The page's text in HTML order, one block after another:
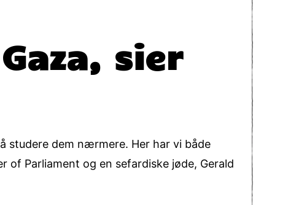
sier
studere dem nærmere. Her har vi både
of Parliament og en sefardiske jøde, Gerald